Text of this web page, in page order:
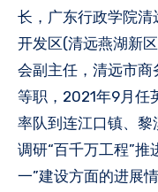
长，广东行政学院
开发区(清远燕湖新
会副主任，清远市
等职，2021年9月任
率队到连江口镇、
调研“百千万工程”推
一”建设方面的进展